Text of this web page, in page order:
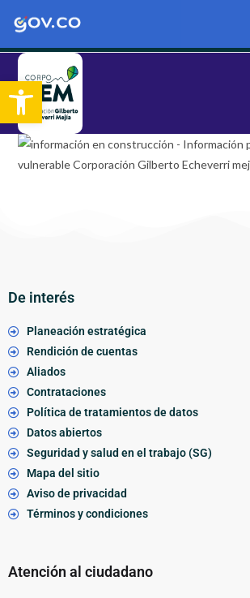
Abrir barra de
De interés
Planeación estratégica
Rendición de cuentas
Aliados
Contrataciones
Política de tratamientos de datos
Datos abiertos
Seguridad y salud en el trabajo (SG)
Mapa del sitio
Aviso de privacidad
Términos y condiciones
Atención al ciudadano